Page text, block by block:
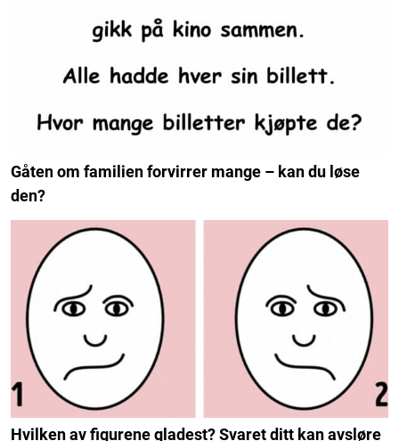
Gåten om familien forvirrer mange – kan du løse
den?
Hvilken av figurene gladest? Svaret ditt kan avsløre